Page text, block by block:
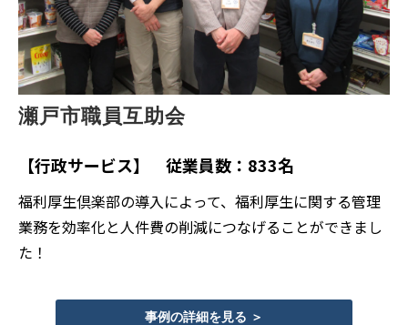
瀬戸市職員互助会
【行政サービス】 従業員数：833名
福利厚生倶楽部の導入によって、福利厚生に関する管理
業務を効率化と人件費の削減につなげることができまし
た！
事例の詳細を見る ＞